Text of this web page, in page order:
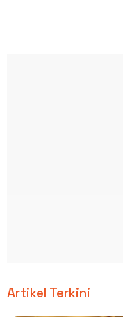
Artikel Terkini